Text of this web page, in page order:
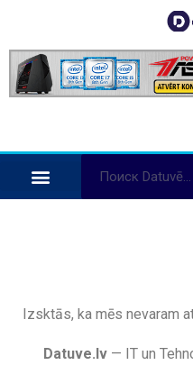
Izsktās, ka mēs nevaram
Datuve.lv— IT un